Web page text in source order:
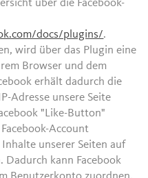
über die Facebook-
docs/plugins/.
wird über das Plugin eine
Browser und dem
erhält dadurch die
Adresse unsere Seite
"Like-Button"
Account
unserer Seiten auf
Dadurch kann Facebook